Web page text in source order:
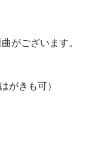
がございます。
がきも可）